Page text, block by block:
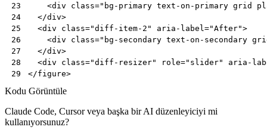
23
24
25
26
27
28
29
<div class="bg-primary text-on-primary grid
</div>
<div class="diff-item-2" aria-label ="After">
<div class="bg-secondary text-on-secondary
</div>
<div class="diff-resizer" role="slider"
aria-
</figure>
Kodu Görüntüle
Claude Code, Cursor veya başka bir AI düzenleyiciyi mi
kullanıyorsunuz?